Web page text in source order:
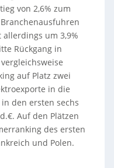
von 2,6% zum
um 3,9%
Rückgang in
auf Platz zwei
in die
den ersten sechs
Auf den Plätzen
des ersten
und Polen.